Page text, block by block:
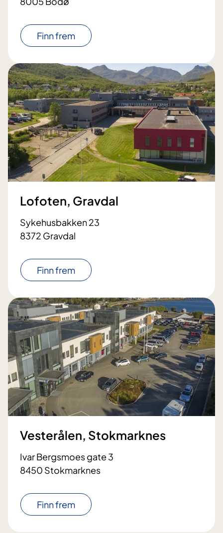
Finn frem
Lofoten, Gravdal
Sykehusbakken 23
8372 Gravdal
Finn frem
Vesterålen, Stokmarknes
Ivar Bergsmoes gate 3
8450 Stokmarknes
Finn frem